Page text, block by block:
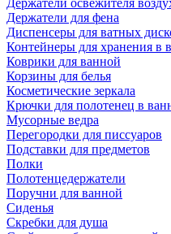
Держатели освежителя
Держатели для фена
Диспенсеры для ватных
Контейнеры для хранения в
Коврики для ванной
Корзины для белья
Косметические зеркала
Крючки для полотенец в
Мусорные ведра
Перегородки для писсуаров
Подставки для предметов
Полки
Полотенцедержатели
Поручни для ванной
Сиденья
Скребки для душа